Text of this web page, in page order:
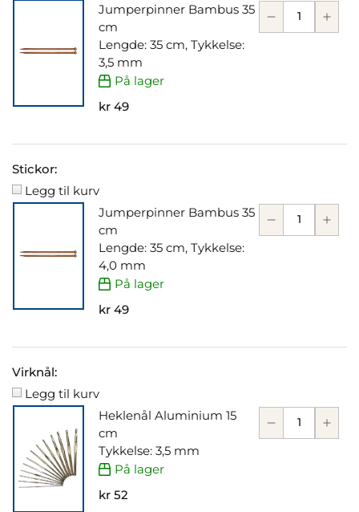
Jumperpinner Bambus 35
cm
Lengde: 35 cm, Tykkelse:
3,5 mm
På lager
kr 49
Stickor:
Legg til kurv
Jumperpinner Bambus 35
cm
Lengde: 35 cm, Tykkelse:
4,0 mm
På lager
kr 49
Virknål:
Legg til kurv
Heklenål Aluminium 15
cm
Tykkelse: 3,5 mm
På lager
kr 52